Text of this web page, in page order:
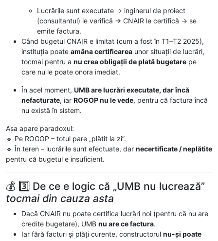
Lucrările sunt executate → inginerul de proiect
(consultantul) le verifică → CNAIR le certifică → se
emite factura.
Când bugetul CNAIR e limitat (cum a fost în T1–T2 2025),
instituția poate amâna certificarea unor situații de lucrări,
tocmai pentru a nu crea obligații de plată bugetare pe
care nu le poate onora imediat.
În acel moment, UMB are lucrări executate, dar încă
nefacturate, iar ROGOP nu le vede, pentru că factura încă
nu există în sistem.
Așa apare paradoxul:
🔹 Pe ROGOP – totul pare „plătit la zi”.
🔹 În teren – lucrările sunt efectuate, dar necertificate / neplătite
pentru că bugetul e insuficient.
💰 3️⃣ De ce e logic că „UMB nu lucrează”
tocmai din cauza asta
Dacă CNAIR nu poate certifica lucrări noi (pentru că nu are
credite bugetare), UMB nu are ce factura.
Iar fără facturi și plăți curente, constructorul nu-și poate